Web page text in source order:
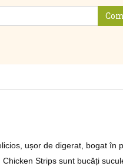
ușor de digerat, bogat în
Strips sunt bucăți